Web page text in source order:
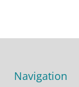
Navigation